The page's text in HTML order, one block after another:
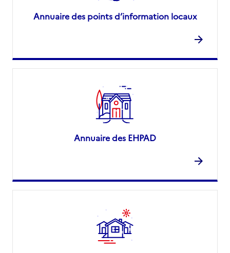
Annuaire des points d’information locaux
Annuaire des EHPAD